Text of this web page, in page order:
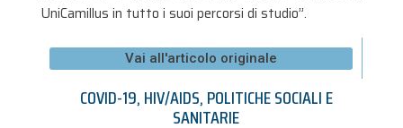
UniCamillus in tutto i suoi percorsi di studio”.
Vai all'articolo originale
COVID-19,HIV/AIDS,POLITICHE SOCIALI E
SANITARIE